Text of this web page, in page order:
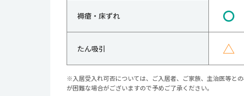
褥瘡・床ずれ 〇
たん吸引 △
※入居受入れ可否については、ご入居者、ご家族、主治医等と
が困難な場合がございますので予めご了承ください。